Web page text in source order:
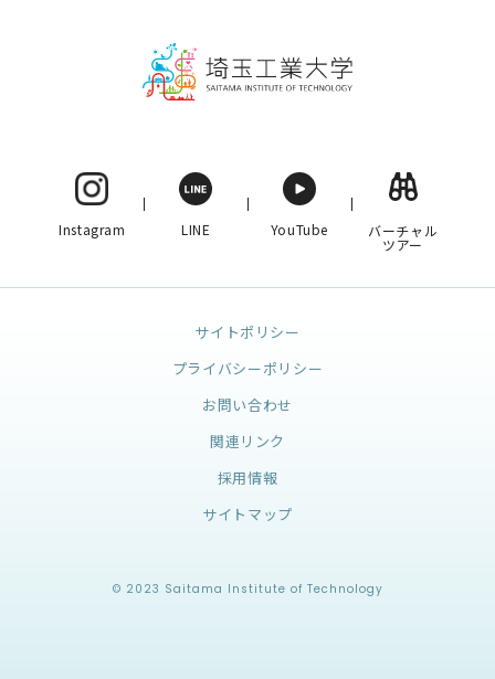
Instagram LINE YouTube バーチャル
ツアー
サイトポリシー
プライバシーポリシー
お問い合わせ
関連リンク
採用情報
サイトマップ
© 2023 Saitama Institute of Technology